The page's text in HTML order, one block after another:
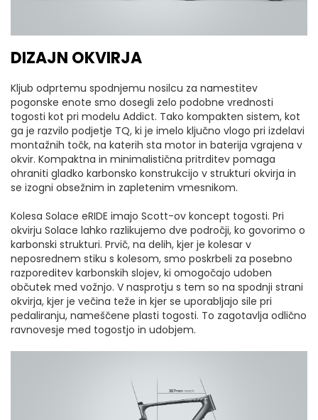
DIZAJN OKVIRJA
Kljub odprtemu spodnjemu nosilcu za namestitev
pogonske enote smo dosegli zelo podobne vrednosti
togosti kot pri modelu Addict. Tako kompakten sistem, kot
ga je razvilo podjetje TQ, ki je imelo ključno vlogo pri izdelavi
montažnih točk, na katerih sta motor in baterija vgrajena v
okvir. Kompaktna in minimalistična pritrditev pomaga
ohraniti gladko karbonsko konstrukcijo v strukturi okvirja in
se izogni obsežnim in zapletenim vmesnikom.
Kolesa Solace eRIDE imajo Scott-ov koncept togosti. Pri
okvirju Solace lahko razlikujemo dve področji, ko govorimo o
karbonski strukturi. Prvič, na delih, kjer je kolesar v
neposrednem stiku s kolesom, smo poskrbeli za posebno
razporeditev karbonskih slojev, ki omogočajo udoben
občutek med vožnjo. V nasprotju s tem so na spodnji strani
okvirja, kjer je večina teže in kjer se uporabljajo sile pri
pedaliranju, nameščene plasti togosti. To zagotavlja odlično
ravnovesje med togostjo in udobjem.